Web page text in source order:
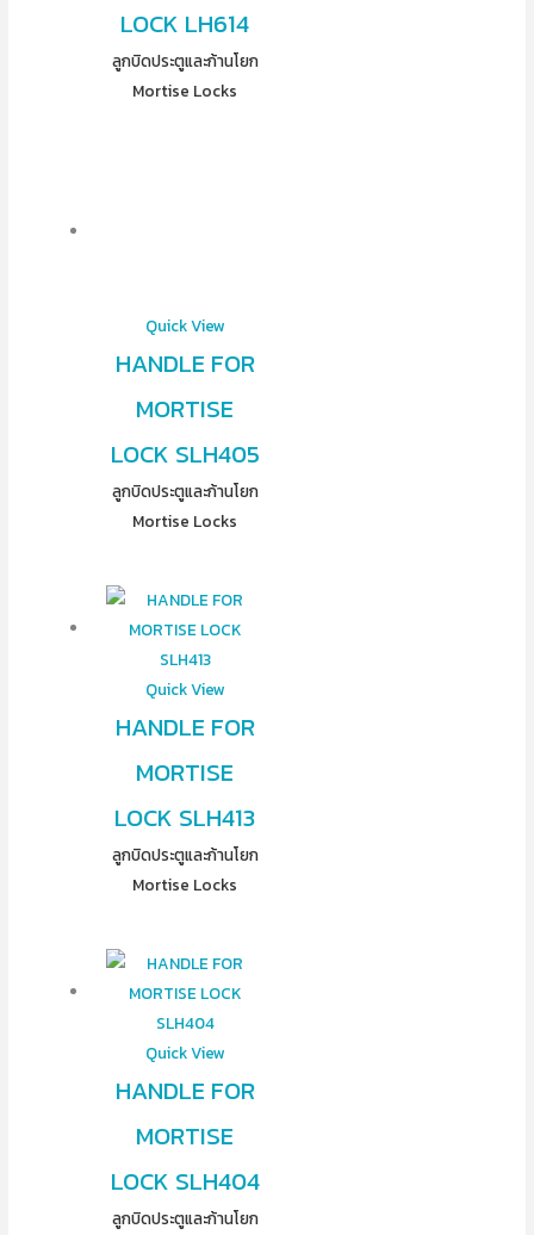
LOCK LH614
ลูกบิดประตูและก้านโยก
Mortise Locks
Quick View
HANDLE FOR
MORTISE
LOCK SLH405
ลูกบิดประตูและก้านโยก
Mortise Locks
Quick View
HANDLE FOR
MORTISE
LOCK SLH413
ลูกบิดประตูและก้านโยก
Mortise Locks
Quick View
HANDLE FOR
MORTISE
LOCK SLH404
ลูกบิดประตูและก้านโยก